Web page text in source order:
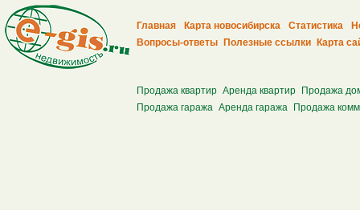
Главная Карта новосибирска Статистика
Вопросы-ответы
Полезные ссылки Карта
Продажа квартир Аренда квартир
Продажа
Продажа гаража Аренда гаража Продажа